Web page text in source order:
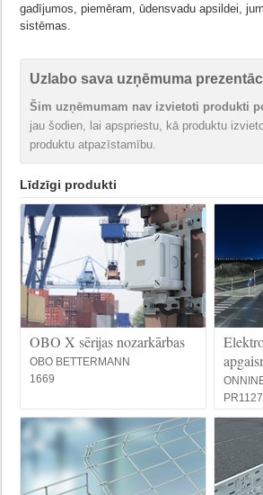
gadījumos, piemēram, ūdensvadu apsildei,
sistēmas.
Uzlabo sava uzņēmuma
Šim uzņēmumam nav izvietoti produkti
jau šodien, lai apspriestu, kā produktu
produktu atpazīstamību.
Līdzīgi produkti
OBO X sērijas nozarkārbas
OBO BETTERMANN
1669
PR1127